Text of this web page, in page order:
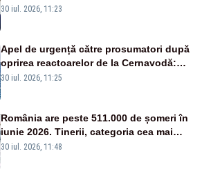
disperați, nu sunt răufăcători”
30 iul. 2026, 11:23
Apel de urgență către prosumatori după
oprirea reactoarelor de la Cernavodă:
România are nevoie de energie
30 iul. 2026, 11:25
România are peste 511.000 de șomeri în
iunie 2026. Tinerii, categoria cea mai
afectată
30 iul. 2026, 11:48